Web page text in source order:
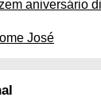
aniversário
José